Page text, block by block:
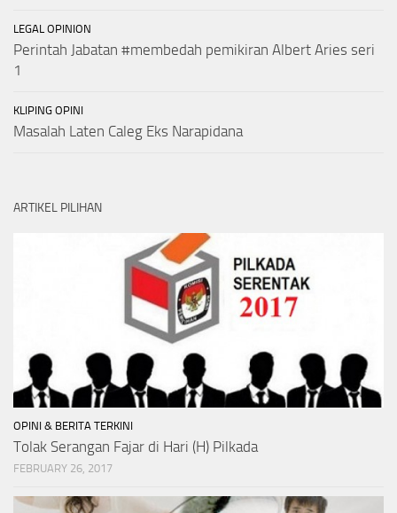
LEGAL OPINION
Perintah Jabatan #membedah pemikiran Albert Aries seri
1
KLIPING OPINI
Masalah Laten Caleg Eks Narapidana
ARTIKEL PILIHAN
OPINI & BERITA TERKINI
Tolak Serangan Fajar di Hari (H) Pilkada
FEBRUARY 26, 2017